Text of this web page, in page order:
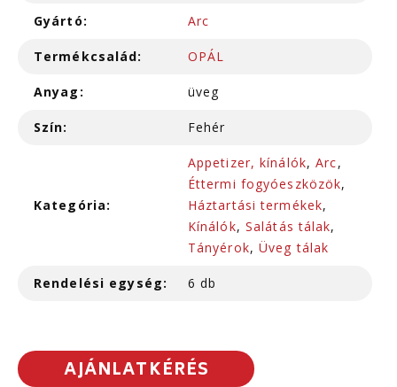
Gyártó: Arc
Termékcsalád: OPÁL
Anyag: üveg
Szín: Fehér
Kategória:
Appetizer, kínálók,Arc,
Éttermi fogyóeszközök,
Háztartási termékek,
Kínálók, Salátás tálak,
Tányérok,Üveg tálak
Rendelési egység: 6 db
AJÁNLATKÉRÉS